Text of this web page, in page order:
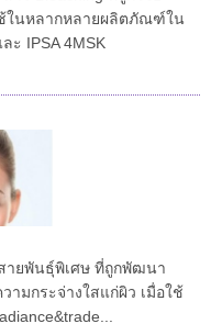
ในหลากหลายผลิตภัณฑ์ใน
ะ IPSA 4MSK
ายพันธุ์พิเศษ ที่ถูกพัฒนา
ามกระจ่างใสแก่ผิว เมื่อใช้